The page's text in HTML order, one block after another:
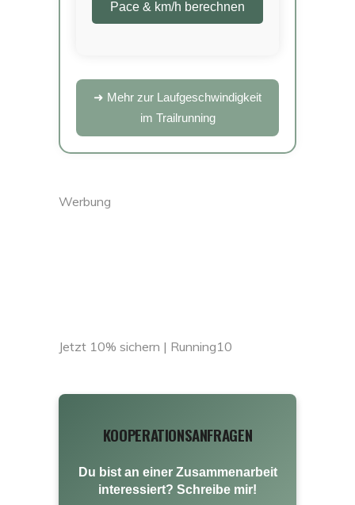
Pace & km/h berechnen
➜ Mehr zur Laufgeschwindigkeit
im Trailrunning
Werbung
Jetzt 10% sichern | Running10
KOOPERATIONSANFRAGEN
Du bist an einer Zusammenarbeit
interessiert? Schreibe mir!